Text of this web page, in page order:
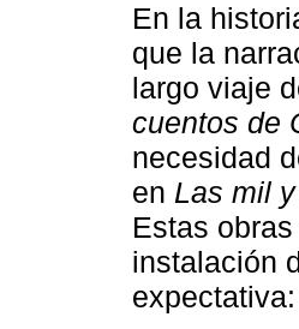
En la
que la
largo viaje
cuentos de
necesidad
en Las mil
Estas
instalación